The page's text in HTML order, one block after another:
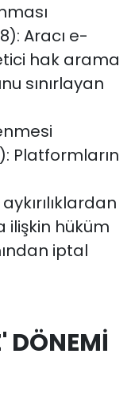
Aracı e-
hak arama
sınırlayan
Platformların
ilişkin hüküm
iptal
DÖNEMİ